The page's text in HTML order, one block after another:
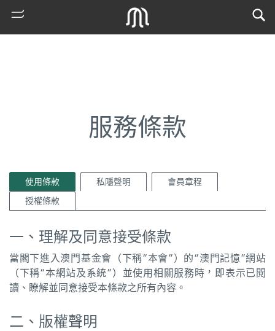
熱
古
圖
媽
服務條款
使用條款 私隱聲明
會員章程
授權條款
一、理解及同意接受條款
當閣下進入澳門基金會（下稱“本會”）的“澳門記憶”網站
（下稱“本網站及系統”）並使用相關服務時，即表示已閱
讀、瞭解並同意接受本條款之所有內容。
二、版權聲明